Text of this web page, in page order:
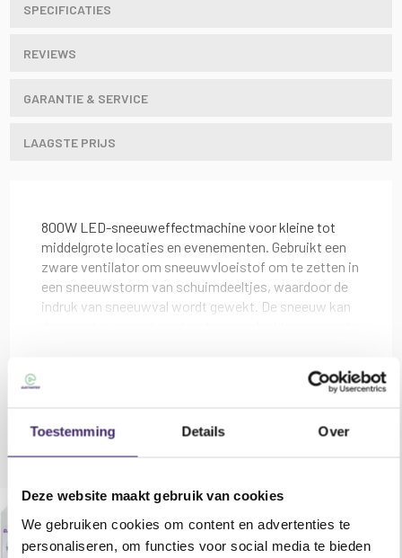
Toestemming Details Over
Deze website maakt gebruik van cookies
We gebruiken cookies om content en advertenties te
personaliseren, om functies voor social media te bieden
SPECIFICATIES
REVIEWS
GARANTIE & SERVICE
LAAGSTE PRIJS
800W LED-sneeuweffectmachine voor kleine tot
middelgrote locaties en evenementen. Gebruikt een
zware ventilator om sneeuwvloeistof om te zetten in
een sneeuwstorm van schuimdeeltjes, waardoor de
indruk van sneeuwval wordt gewekt. De sneeuw kan
voor sneeuw-on-demand werking en de extra RF-
nauwkeurigere bediening van de LED-effecten.Er
wordt ook een verstelbare montagebeugel
bevestigd.
Kenmerken Qtx SW-3LED:
iets voor u zijn!